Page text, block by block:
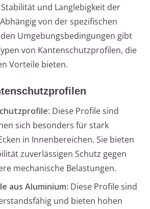
und Langlebigkeit der
von der spezifischen
Umgebungsbedingungen gibt
von Kantenschutzprofilen, die
Vorteile bieten.
: Diese Profile sind
sich besonders für stark
in Innenbereichen. Sie bieten
zuverlässigen Schutz gegen
mechanische Belastungen.
aus Aluminium: Diese Profile sind
und bieten hohen